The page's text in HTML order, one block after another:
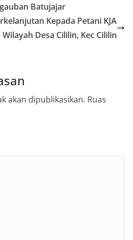
Batujajar
Kepada Petani KJA
Wilayah Desa Cililin, Kec Cililin
akan dipublikasikan. Ruas